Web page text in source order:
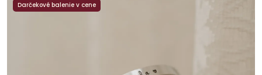
Darčekové balenie v cene